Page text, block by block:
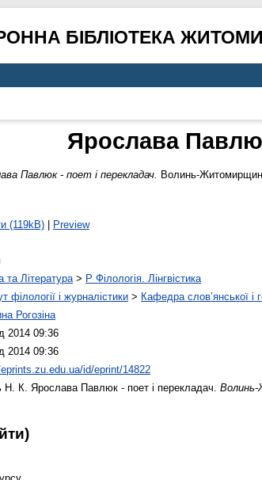
БІБЛІОТЕКА
Ярослава
Павлюк - поет і перекладач. Волинь-
(119kB)| Preview
та Література> P Філологія. Лінгвістика
філології і журналістики > Кафедра слов’янської і
Рогозіна
2014 09:36
2014 09:36
id/eprint/14822
Н. К. Ярослава Павлюк - поет і перекладач. Волинь-